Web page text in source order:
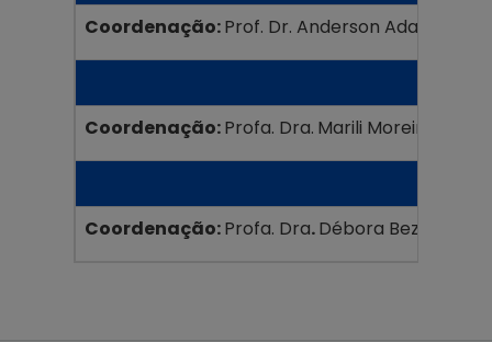
Coordenação:Prof. Dr. Anderson Adaime
Coordenação:Profa. Dra. Marili Moreira da
Coordenação:Profa. Dra.Débora Bezerra